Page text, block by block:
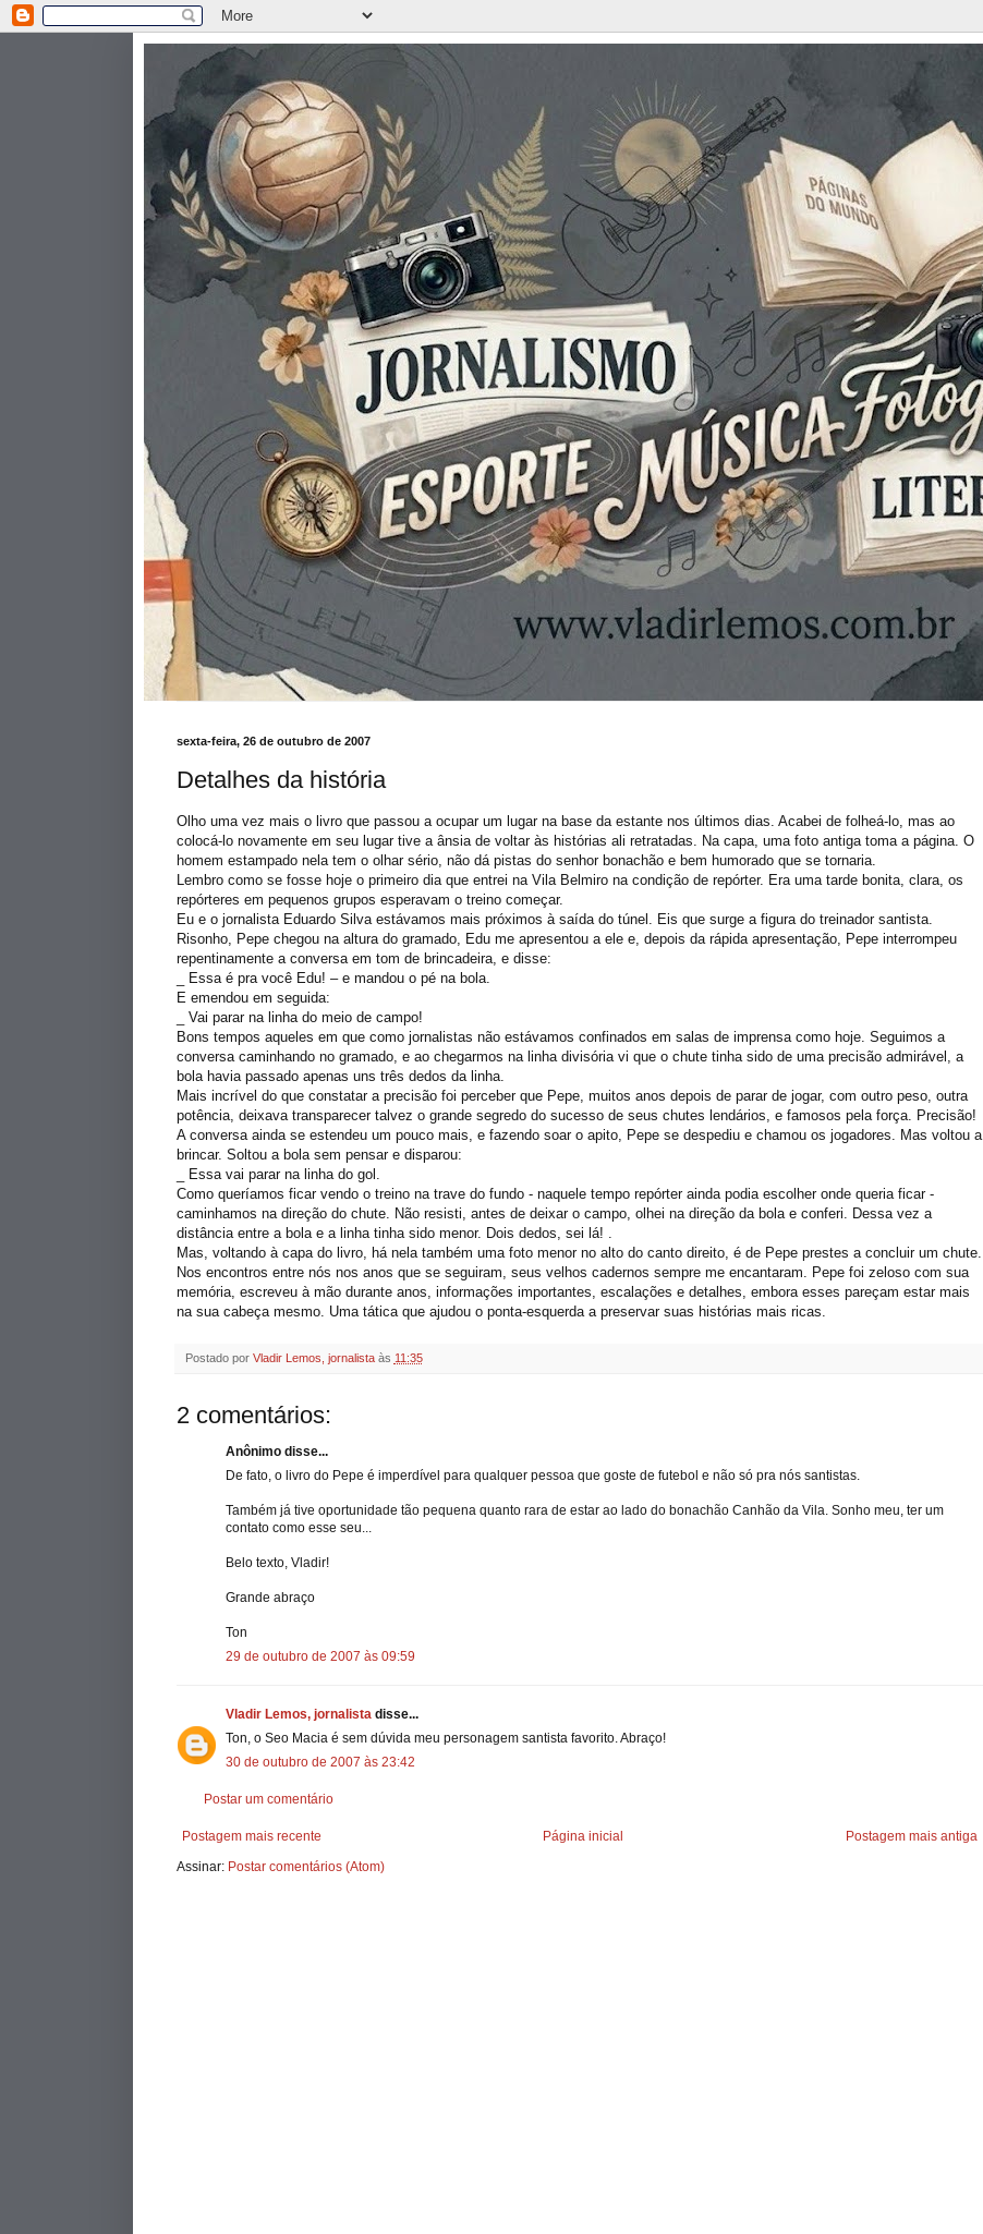
sexta-feira, 26 de outubro de 2007
Detalhes da história
Olho uma vez mais o livro que passou a ocupar um lugar na base da estante nos últimos dias. Acabei de folheá-lo, mas ao
colocá-lo novamente em seu lugar tive a ânsia de voltar às histórias ali retratadas. Na capa, uma foto antiga toma a página. O
homem estampado nela tem o olhar sério, não dá pistas do senhor bonachãoe bem humorado que se tornaria.
Lembro como se fosse hoje o primeiro dia que entrei na Vila Belmiro na condição de repórter. Era uma tarde bonita, clara, os
repórteres em pequenos grupos esperavam o treino começar.
Eu e o jornalista Eduardo Silva estávamos mais próximos à saída do túnel. Eis que surge a figura do treinador santista.
Risonho, Pepechegou na altura do gramado, Edume apresentou a ele e, depois da rápida apresentação, Pepeinterrompeu
repentinamente a conversa em tom de brincadeira, e disse:
_ Essa é pra você Edu! – e mandou o pé na bola.
E emendou em seguida:
_ Vai parar na linha do meio de campo!
Bons tempos aqueles em que como jornalistas não estávamos confinados em salas de imprensa como hoje. Seguimos a
conversa caminhando no gramado, e ao chegarmos na linha divisória vi que o chute tinha sido de uma precisão admirável, a
bola havia passado apenas uns três dedos da linha.
Mais incrível do que constatar a precisão foi perceber que Pepe, muitos anos depois de parar de jogar, com outro peso, outra
potência, deixava transparecer talvez o grande segredo do sucesso de seus chutes lendários, e famosos pela força. Precisão!
A conversa ainda se estendeu um pouco mais, e fazendo soar o apito, Pepese despediu e chamou os jogadores. Mas voltou a
brincar. Soltou a bola sem pensar e disparou:
_ Essa vai parar na linha do gol
Como queríamos ficar vendo o treino na trave do fundo - naquele tempo repórter ainda podia escolher onde queria ficar -
caminhamos na direçãodo chute. Não resisti, antes de deixar o campo, olhei na direçãoda bola e conferi. Dessa vez a
distância entre a bola e a linha tinha sido menor. Dois dedos, sei lá! .
Mas, voltando à capa do livro, há nela também uma foto menor no alto do canto direito, é de Pepeprestes a concluir um chute.
Nos encontros entre nós nos anos que se seguiram, seus velhos cadernos sempre me encantaram. Pepefoi zeloso com sua
memória, escreveu à mão durante anos, informações importantes, escalações e detalhes, embora esses pareçam estar mais
na sua cabeça mesmo. Uma táticaque ajudou o ponta-esquerda a preservar suas histórias mais ricas.
Postado por Vladir Lemos, jornalista às 11:35
2 comentários:
Anônimo disse...
De fato, o livro do Pepe é imperdível para qualquer pessoa que goste de futebol e não só pra nós santistas.
Também já tive oportunidade tão pequena quanto rara de estar ao lado do bonachão Canhão da Vila. Sonho meu, ter um
contato como esse seu...
Belo texto, Vladir!
Grande abraço
Ton
29 de outubro de 2007 às 09:59
Vladir Lemos, jornalista disse...
Ton, o Seo Macia é sem dúvida meu personagem santista favorito. Abraço!
30 de outubro de 2007 às 23:42
Postar um comentário
Postagem mais recente Postagem mais antiga
Página inicial
Assinar: Postar comentários (Atom)